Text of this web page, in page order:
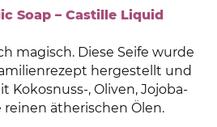
Soap – Castille Liquid
magisch. Diese Seife wurde
hergestellt und
Kokosnuss-, Oliven, Jojoba-
ätherischen Ölen.